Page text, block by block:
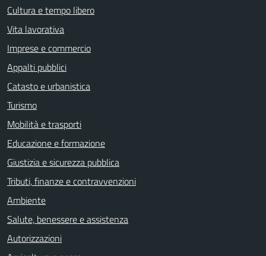
Cultura e tempo libero
Vita lavorativa
Imprese e commercio
Appalti pubblici
Catasto e urbanistica
Turismo
Mobilità e trasporti
Educazione e formazione
Giustizia e sicurezza pubblica
Tributi, finanze e contravvenzioni
Ambiente
Salute, benessere e assistenza
Autorizzazioni